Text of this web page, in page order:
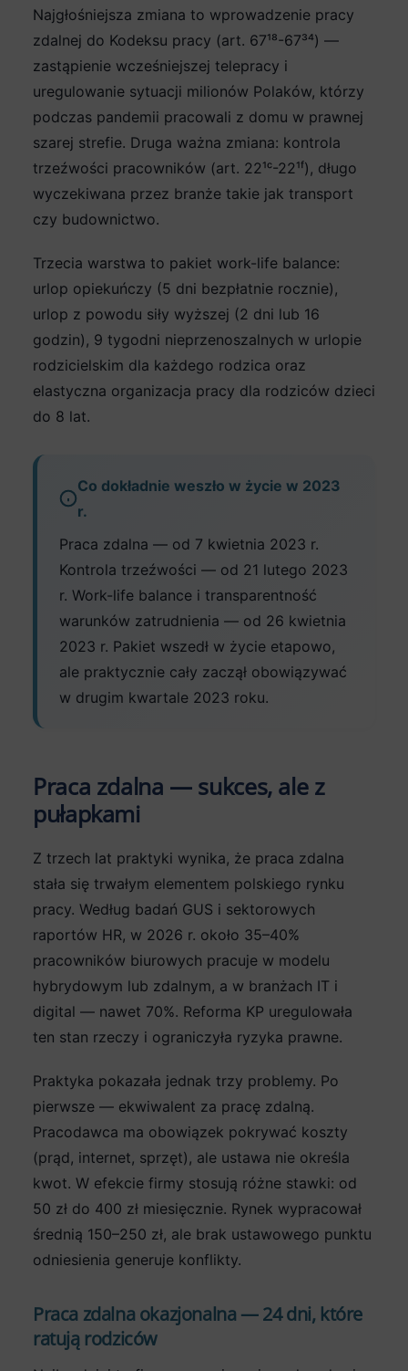
Najgłośniejsza zmiana to wprowadzenie pracy
zdalnej do Kodeksu pracy (art. 67¹⁸-67³⁴) —
zastąpienie wcześniejszej telepracy i
uregulowanie sytuacji milionów Polaków, którzy
podczas pandemii pracowali z domu w prawnej
szarej strefie. Druga ważna zmiana: kontrola
trzeźwości pracowników (art. 22¹ᶜ-22¹ᶠ), długo
wyczekiwana przez branże takie jak transport
czy budownictwo.
Trzecia warstwa to pakiet work-life balance:
urlop opiekuńczy (5 dni bezpłatnie rocznie),
urlop z powodu siły wyższej (2 dni lub 16
godzin), 9 tygodni nieprzenoszalnych w urlopie
rodzicielskim dla każdego rodzica oraz
elastyczna organizacja pracy dla rodziców dzieci
do 8 lat.
Co dokładnie weszło w życie w 2023
r.
Praca zdalna — od 7 kwietnia 2023 r.
Kontrola trzeźwości — od 21 lutego 2023
r. Work-life balance i transparentność
warunków zatrudnienia — od 26 kwietnia
2023 r. Pakiet wszedł w życie etapowo,
ale praktycznie cały zaczął obowiązywać
w drugim kwartale 2023 roku.
Praca zdalna — sukces, ale z
pułapkami
Z trzech lat praktyki wynika, że praca zdalna
stała się trwałym elementem polskiego rynku
pracy. Według badań GUS i sektorowych
raportów HR, w 2026 r. około 35–40%
pracowników biurowych pracuje w modelu
hybrydowym lub zdalnym, a w branżach IT i
digital — nawet 70%. Reforma KP uregulowała
ten stan rzeczy i ograniczyła ryzyka prawne.
Praktyka pokazała jednak trzy problemy. Po
pierwsze — ekwiwalent za pracę zdalną.
Pracodawca ma obowiązek pokrywać koszty
(prąd, internet, sprzęt), ale ustawa nie określa
kwot. W efekcie firmy stosują różne stawki: od
50 zł do 400 zł miesięcznie. Rynek wypracował
średnią 150–250 zł, ale brak ustawowego punktu
odniesienia generuje konflikty.
Praca zdalna okazjonalna — 24 dni, które
ratują rodziców